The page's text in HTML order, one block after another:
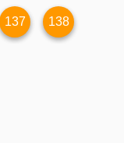
137 138